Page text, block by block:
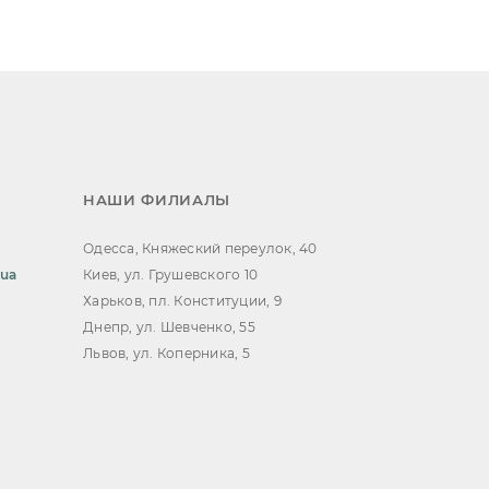
НАШИ ФИЛИАЛЫ
Одесса, Княжеский переулок, 40
Киев, ул. Грушевского 10
Харьков, пл. Конституции, 9
Днепр, ул. Шевченко, 55
Львов, ул. Коперника, 5